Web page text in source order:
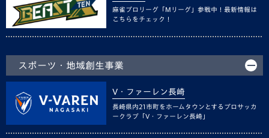
麻雀プロリーグ「Mリーグ」参戦中！最新情報は
こちらをチェック！
スポーツ・地域創生事業
V・ファーレン長崎
長崎県内21市町をホームタウンとするプロサッカ
ークラブ「V・ファーレン長崎」